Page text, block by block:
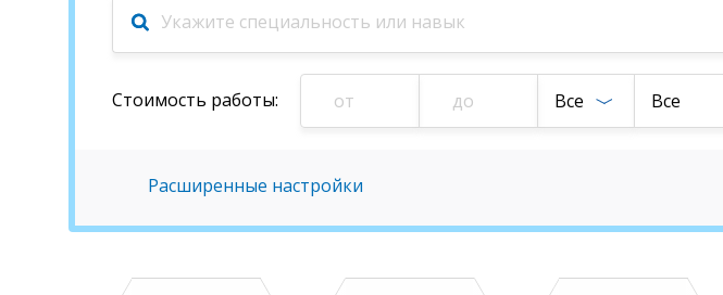
Стоимость работы: Все Все
Расширенные настройки